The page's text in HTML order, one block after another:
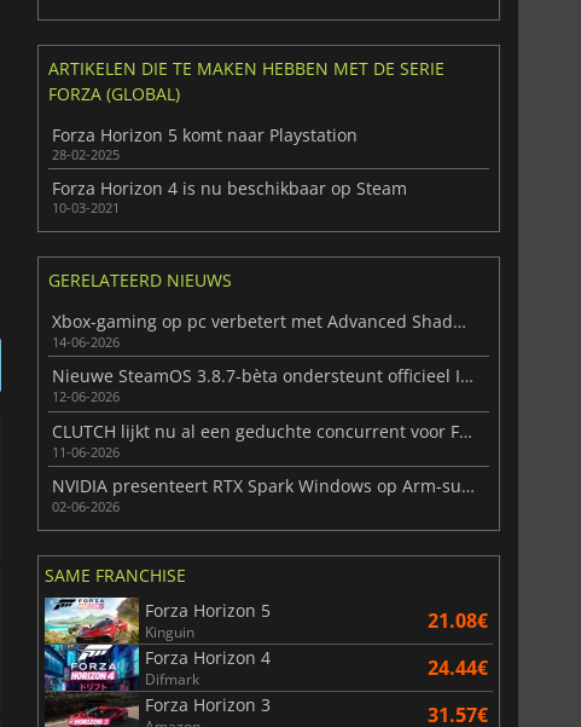
ARTIKELEN DIE TE MAKEN HEBBEN MET DE SERIE
FORZA (GLOBAL)
Forza Horizon 5 komt naar Playstation
28-02-2025
Forza Horizon 4 is nu beschikbaar op Steam
10-03-2021
GERELATEERD NIEUWS
Xbox-gaming op pc verbetert met Advanced Shader Delivery
14-06-2026
Nieuwe SteamOS 3.8.7-bèta ondersteunt officieel Intel-handhelds
12-06-2026
CLUTCH lijkt nu al een geduchte concurrent voor Forza Horizon 6 te zijn
11-06-2026
NVIDIA presenteert RTX Spark Windows op Arm-superchip
02-06-2026
SAME FRANCHISE
Forza Horizon 5
Kinguin 21.08€
Forza Horizon 4
Difmark 24.44€
Forza Horizon 3 31.57€